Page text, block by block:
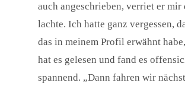
auch angeschrieben, verriet er mir
lachte. Ich hatte ganz vergessen,
das in meinem Profil erwähnt
hat es gelesen und fand es
spannend. „Dann fahren wir